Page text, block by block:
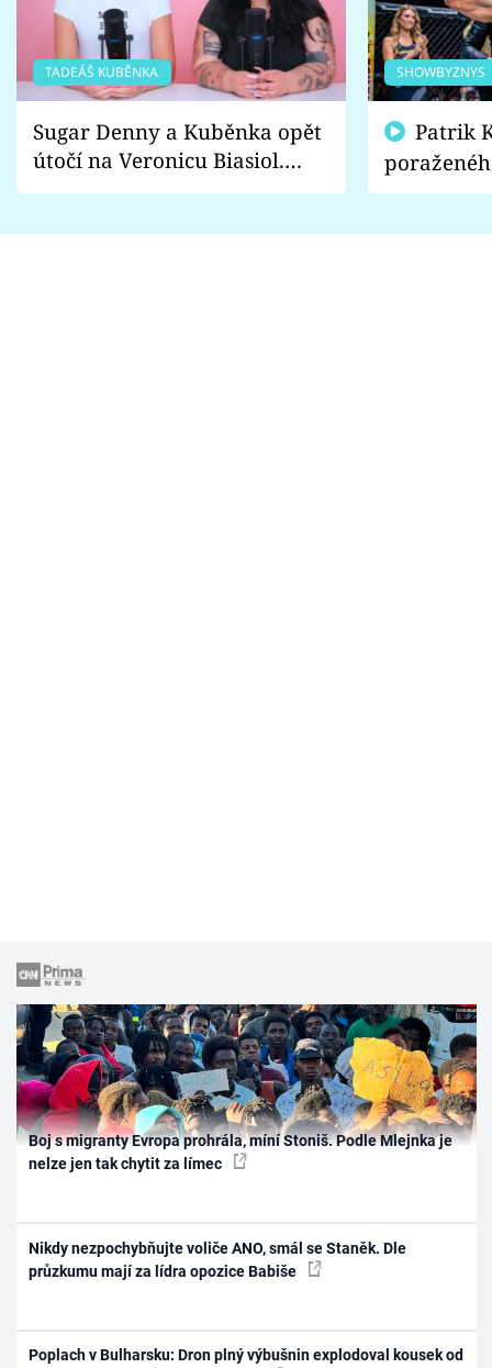
TADEÁŠ KUBĚNKA
Sugar Denny a Kuběnka opět
útočí na Veronicu Biasiol.
Proč je podle nich falešná a
SHOWBYZNYS
fanoušci
Boj s migranty Evropa prohrála, míní Stoniš. Podle Mlejnka je
nelze jen tak chytit za límec
Nikdy nezpochybňujte voliče ANO, smál se Staněk. Dle
průzkumu mají za lídra opozice Babiše
Poplach v Bulharsku: Dron plný výbušnin explodoval kousek od